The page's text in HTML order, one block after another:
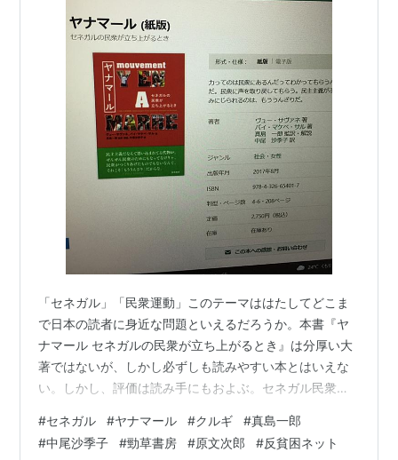
「セネガル」「民衆運動」このテーマははたしてどこま
で日本の読者に身近な問題といえるだろうか。本書『ヤ
ナマール セネガルの民衆が立ち上がるとき』は分厚い大
著ではないが、しかし必ずしも読みやすい本とはいえな
い。しかし、評価は読み手にもおよぶ。セネガル民衆運
ことは読み手も評価の対象になるということである。そ
の点でも本書は簡単な本ではない。 ■「ヤナマール」の
#セネガル #ヤナマール #クルギ #真島一郎
#中尾沙季子 #勁草書房 #原文次郎 #反貧困ネット